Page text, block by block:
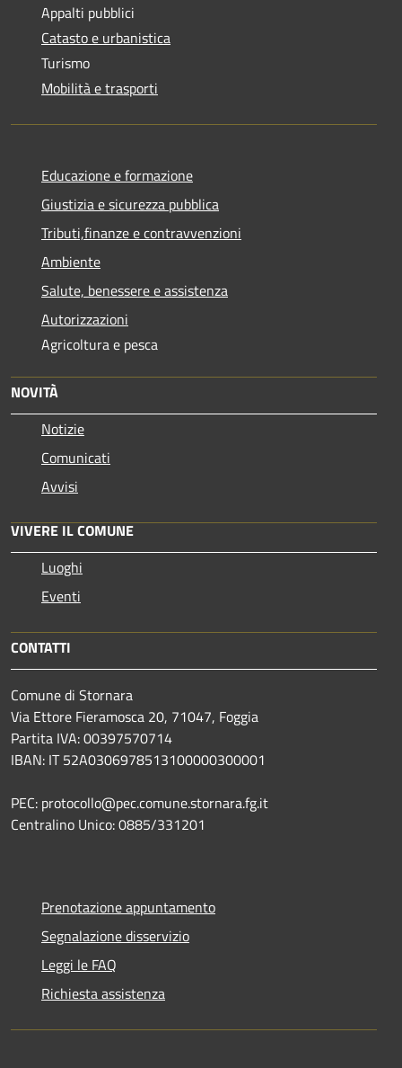
Appalti pubblici
Catasto e urbanistica
Turismo
Mobilità e trasporti
Educazione e formazione
Giustizia e sicurezza pubblica
Tributi,finanze e contravvenzioni
Ambiente
Salute, benessere e assistenza
Autorizzazioni
Agricoltura e pesca
NOVITÀ
Notizie
Comunicati
Avvisi
VIVERE IL COMUNE
Luoghi
Eventi
CONTATTI
Comune di Stornara
Via Ettore Fieramosca 20, 71047, Foggia
Partita IVA: 00397570714
IBAN: IT 52A0306978513100000300001
PEC: protocollo@pec.comune.stornara.fg.it
Centralino Unico: 0885/331201
Prenotazione appuntamento
Segnalazione disservizio
Leggi le FAQ
Richiesta assistenza